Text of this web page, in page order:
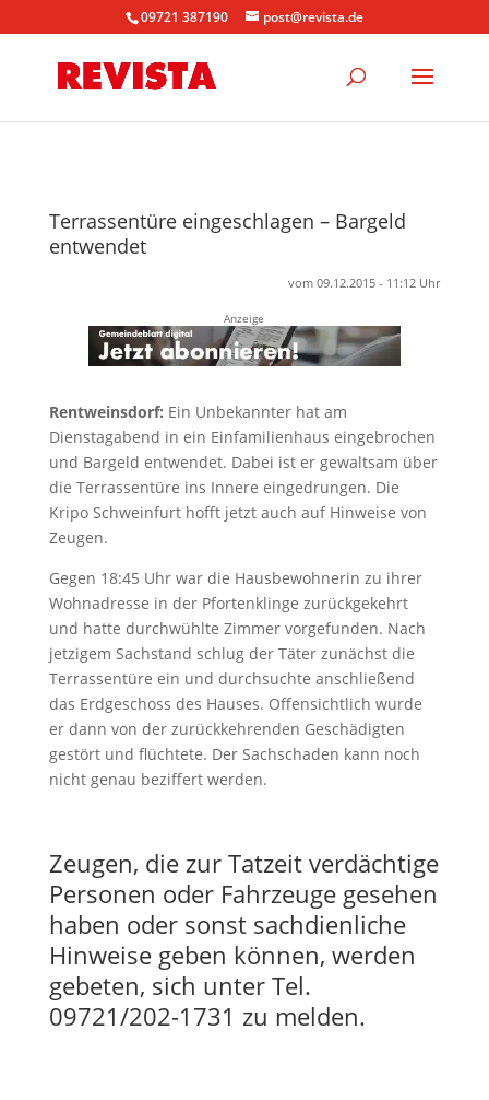
09721 387190 post@revista.de
Terrassentüre eingeschlagen – Bargeld
entwendet
vom 09.12.2015 - 11:12 Uhr
Anzeige
Rentweinsdorf: Ein Unbekannter hat am
Dienstagabend in ein Einfamilienhaus eingebrochen
und Bargeld entwendet. Dabei ist er gewaltsam über
die Terrassentüre ins Innere eingedrungen. Die
Kripo Schweinfurt hofft jetzt auch auf Hinweise von
Zeugen.
Gegen 18:45 Uhr war die Hausbewohnerin zu ihrer
Wohnadresse in der Pfortenklinge zurückgekehrt
und hatte durchwühlte Zimmer vorgefunden. Nach
jetzigem Sachstand schlug der Täter zunächst die
Terrassentüre ein und durchsuchte anschließend
das Erdgeschoss des Hauses. Offensichtlich wurde
er dann von der zurückkehrenden Geschädigten
gestört und flüchtete. Der Sachschaden kann noch
nicht genau beziffert werden.
Zeugen, die zur Tatzeit verdächtige
Personen oder Fahrzeuge gesehen
haben oder sonst sachdienliche
Hinweise geben können, werden
gebeten, sich unter Tel.
09721/202-1731 zu melden.